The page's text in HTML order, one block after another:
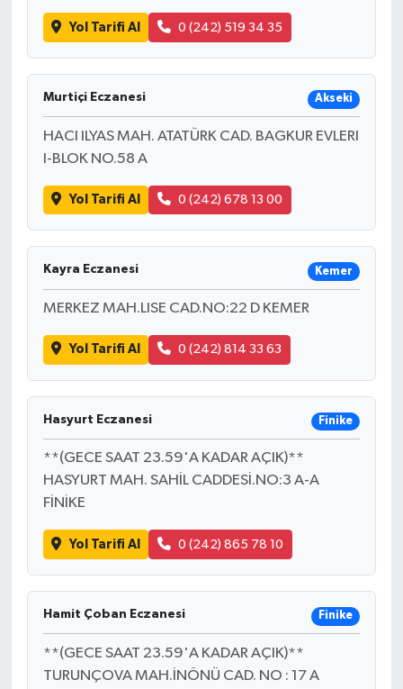
Yol Tarifi Al 0 (242) 519 34 35
Murtiçi Eczanesi Akseki
HACI ILYAS MAH. ATATÜRK CAD. BAGKUR EVLERI
I-BLOK NO.58 A
Yol Tarifi Al 0 (242) 678 13 00
Kayra Eczanesi Kemer
MERKEZ MAH.LISE CAD.NO:22 D KEMER
Yol Tarifi Al 0 (242) 814 33 63
Hasyurt Eczanesi Finike
**(GECE SAAT 23.59'A KADAR AÇIK)**
HASYURT MAH. SAHİL CADDESİ.NO:3 A-A
FİNİKE
Yol Tarifi Al 0 (242) 865 78 10
Hamit Çoban Eczanesi Finike
**(GECE SAAT 23.59'A KADAR AÇIK)**
TURUNÇOVA MAH.İNÖNÜ CAD. NO : 17 A